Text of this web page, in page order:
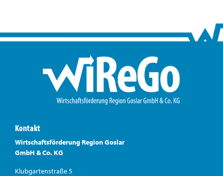
Kontakt
Wirtschaftsförderung Region Goslar
GmbH & Co. KG
Klubgartenstraße 5